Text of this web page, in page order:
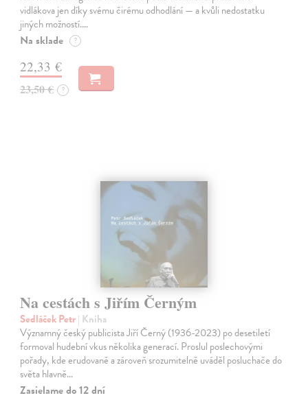
vidlákova jen díky svému čirému odhodlání — a kvůli nedostatku
jiných možností.…
Na sklade ?
22,33 €
23,50 € ?
Na cestách s Jiřím Černým
Sedláček Petr| Kniha
Významný český publicista Jiří Černý (1936-2023) po desetiletí
formoval hudební vkus několika generací. Proslul poslechovými
pořady, kde erudovaně a zároveň srozumitelně uváděl posluchače do
světa hlavně…
Zasielame do 12 dní